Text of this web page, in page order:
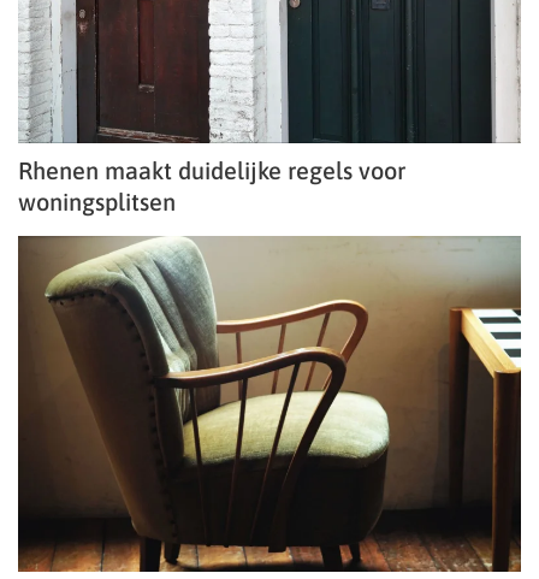
Rhenen maakt duidelijke regels voor
woningsplitsen